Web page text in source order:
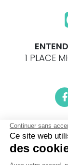
Continuer sans
Ce site web
des
1 PLACE
Le centre
78112
78230 Le